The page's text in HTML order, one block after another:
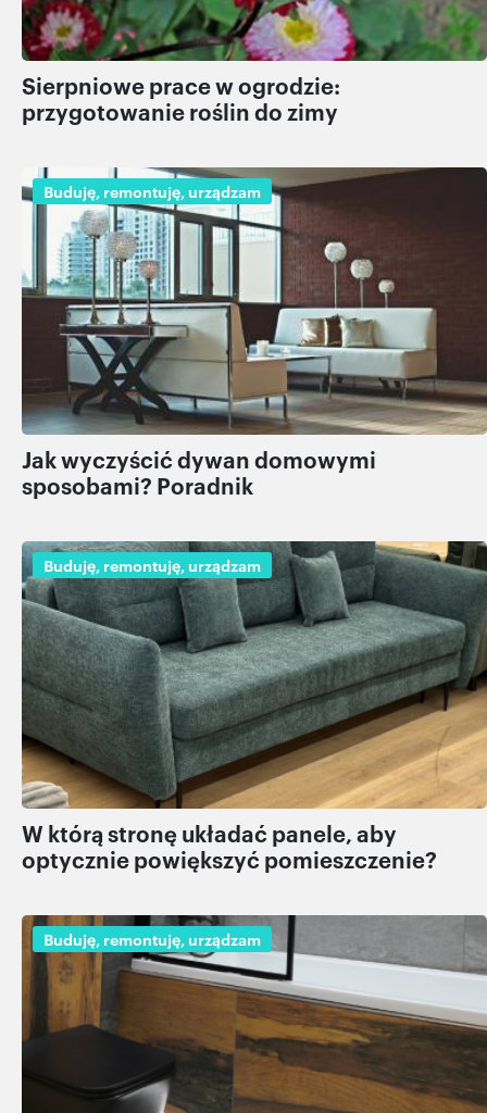
Sierpniowe prace w ogrodzie:
przygotowanie roślin do zimy
Buduję, remontuję, urządzam
Jak wyczyścić dywan domowymi
sposobami? Poradnik
Buduję, remontuję, urządzam
W którą stronę układać panele, aby
optycznie powiększyć pomieszczenie?
Buduję, remontuję, urządzam